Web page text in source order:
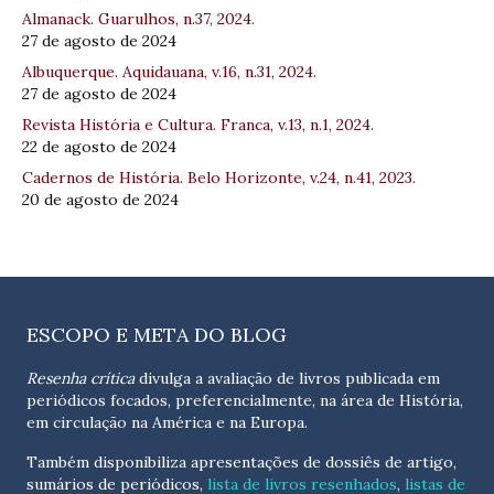
Almanack. Guarulhos, n.37, 2024.
27 de agosto de 2024
Albuquerque. Aquidauana, v.16, n.31, 2024.
27 de agosto de 2024
Revista História e Cultura. Franca, v.13, n.1, 2024.
22 de agosto de 2024
Cadernos de História. Belo Horizonte, v.24, n.41, 2023.
20 de agosto de 2024
ESCOPO E META DO BLOG
Resenha críticadivulga a avaliação de livros publicada em
periódicos focados, preferencialmente, na área de História,
em circulação na América e na Europa.
Também disponibiliza apresentações de dossiês de artigo,
sumários de periódicos, lista de livros resenhados, listas de